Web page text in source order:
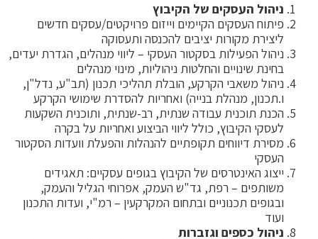
ניהול העסקים של הקיבוץ
פיתוח העסקים הקיימים וייזום פרויקטים/עסקים חדשים
ליצירת מקורות יציבים להכנסה ותעסוקה
ניהול הפעילות בסקטור העסקי – ליווי מנהלים, הגדרת יעדים,
בחינת שינויים והחלטות ניהוליות, מינוי מנהלים
ניהול משאבי הקרקע, הובלת תהליכי תכנון (תב"ע, נדל"ן,
ו.תכנון, מנהלת בנייה) ואחריות להסדרת שימושי הקרקע
הכנת תוכנית עבודה שנתית, רב-שנתית, ותוכנית השקעות
לעסקי הקיבוץ, כולל ליווי הביצוע ואחריות על בקרה
מסירת דיווחים תקופתיים להנהלות והפעלת וועדות הסקטור
העסקי
ייצוג האינטרסים של הקיבוץ בגופים עסקיים: תאגידים
משותפים – רפת, גד"ש העמק, אפרוחי הגליל והעמק,
ובגופים תכנוניים ובתחום המקרקעין – רמ"י, ועדות התכנון
ועוד
ניהול כספים וגזברות